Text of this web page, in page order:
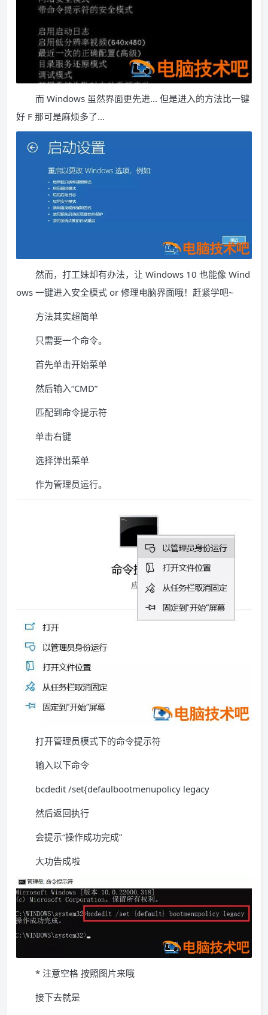
而 Windows 虽然界面更先进... 但是进入的方法比一键
好 F 那可是麻烦多了...
然而，打工妹却有办法，让 Windows 10 也能像 Wind
ows 一键进入安全模式 or 修理电脑界面哦！赶紧学吧~
方法其实超简单
只需要一个命令。
首先单击开始菜单
然后输入“CMD”
匹配到命令提示符
单击右键
选择弹出菜单
作为管理员运行。
打开管理员模式下的命令提示符
输入以下命令
bcdedit /set{defaulbootmenupolicy legacy
然后返回执行
会提示“操作成功完成”
大功告成啦
* 注意空格 按照图片来哦
接下去就是